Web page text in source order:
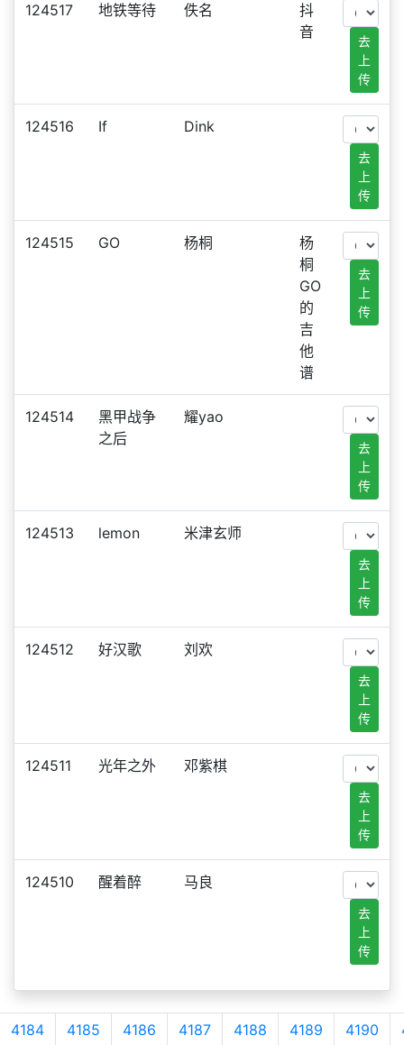
124517 地铁等待 佚名
抖
音
去
上
传
124516 If Dink
去
上
传
124515 GO 杨桐
杨
桐
GO
的
吉
他
谱
去
上
传
124514
黑甲战争
之后
耀yao
去
上
传
124513 lemon 米津玄师
去
上
传
124512 好汉歌 刘欢
去
上
传
124511 光年之外 邓紫棋
去
上
传
124510 醒着醉 马良
去
上
传
4184 4185 4186 4187 4188 4189 4190